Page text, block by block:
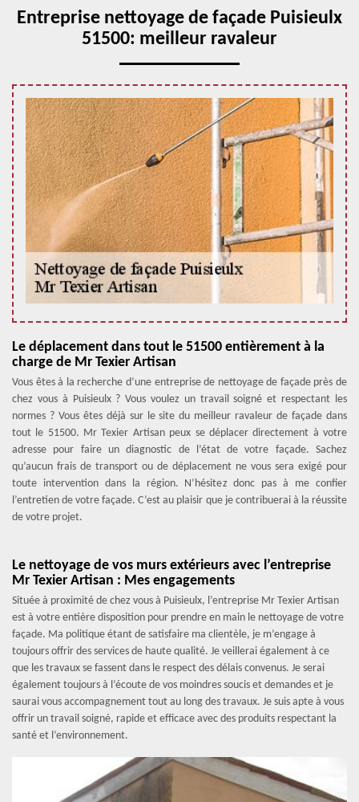
Entreprise nettoyage de façade Puisieulx
51500: meilleur ravaleur
Le déplacement dans tout le 51500 entièrement à la
charge de Mr Texier Artisan
Vous êtes à la recherche d’une entreprise de nettoyage de façade près de
chez vous à Puisieulx ? Vous voulez un travail soigné et respectant les
normes ? Vous êtes déjà sur le site du meilleur ravaleur de façade dans
tout le 51500. Mr Texier Artisan peux se déplacer directement à votre
adresse pour faire un diagnostic de l’état de votre façade. Sachez
qu’aucun frais de transport ou de déplacement ne vous sera exigé pour
toute intervention dans la région. N’hésitez donc pas à me confier
l’entretien de votre façade. C’est au plaisir que je contribuerai à la réussite
de votre projet.
Le nettoyage de vos murs extérieurs avec l’entreprise
Mr Texier Artisan : Mes engagements
Située à proximité de chez vous à Puisieulx, l’entreprise Mr Texier Artisan
est à votre entière disposition pour prendre en main le nettoyage de votre
façade. Ma politique étant de satisfaire ma clientèle, je m’engage à
toujours offrir des services de haute qualité. Je veillerai également à ce
que les travaux se fassent dans le respect des délais convenus. Je serai
également toujours à l’écoute de vos moindres soucis et demandes et je
saurai vous accompagnement tout au long des travaux. Je suis apte à vous
offrir un travail soigné, rapide et efficace avec des produits respectant la
santé et l’environnement.